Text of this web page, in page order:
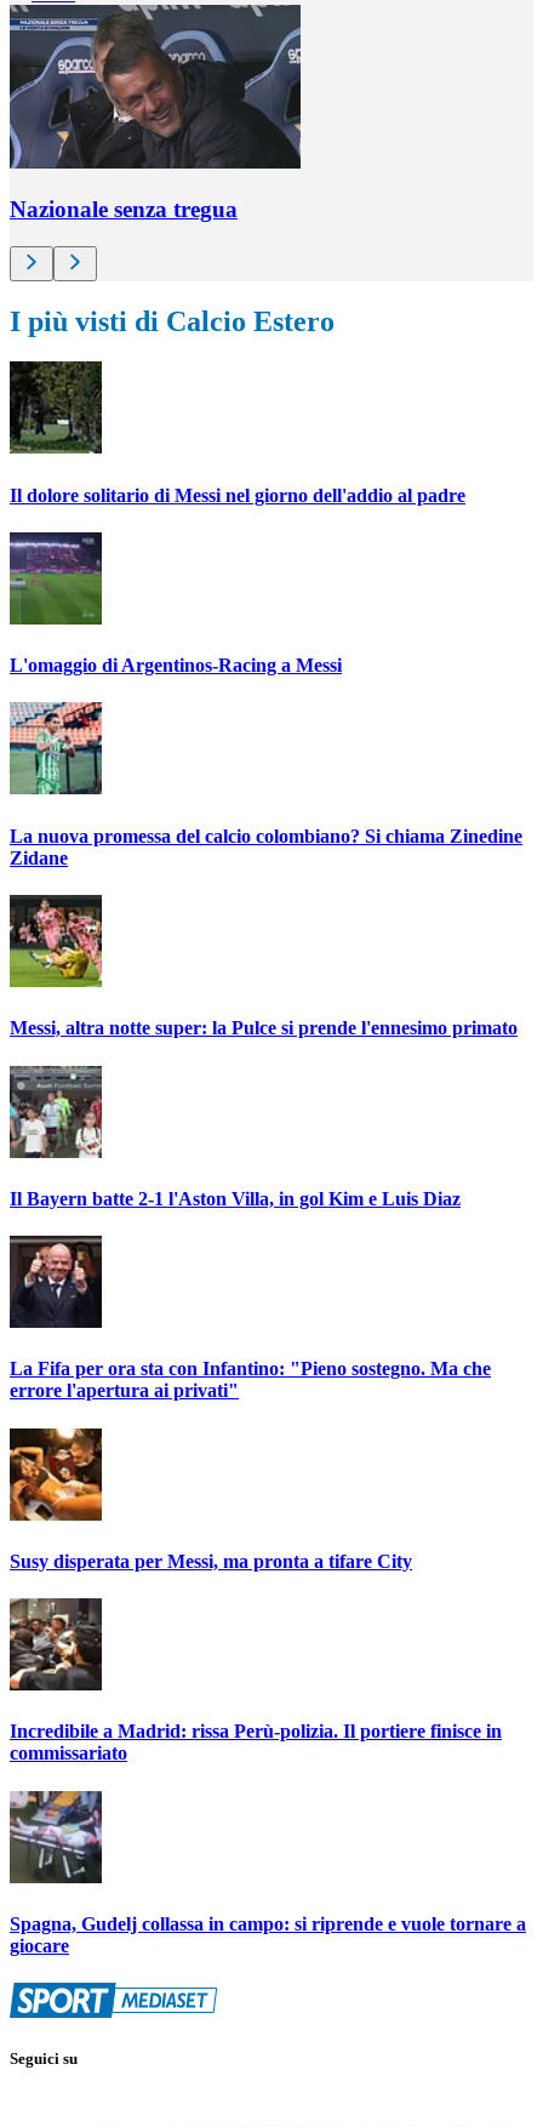
Nazionale senza tregua
I più visti di Calcio Estero
Il dolore solitario di Messi nel giorno dell'addio al padre
L'omaggio di Argentinos-Racing a Messi
La nuova promessa del calcio colombiano? Si chiama Zinedine
Zidane
Messi, altra notte super: la Pulce si prende l'ennesimo primato
Il Bayern batte 2-1 l'Aston Villa, in gol Kim e Luis Diaz
La Fifa per ora sta con Infantino: "Pieno sostegno. Ma che
errore l'apertura ai privati"
Susy disperata per Messi, ma pronta a tifare City
Incredibile a Madrid: rissa Perù-polizia. Il portiere finisce in
commissariato
Spagna, Gudelj collassa in campo: si riprende e vuole tornare a
giocare
Seguici su